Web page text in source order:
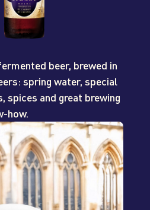
beer, brewed in
spring water, special
spices and great brewing
how.